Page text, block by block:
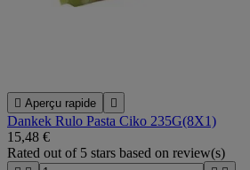
 Aperçu rapide 
Dankek Rulo Pasta Ciko 235G(8X1)
15,48 €
Rated out of 5 stars based on review(s)